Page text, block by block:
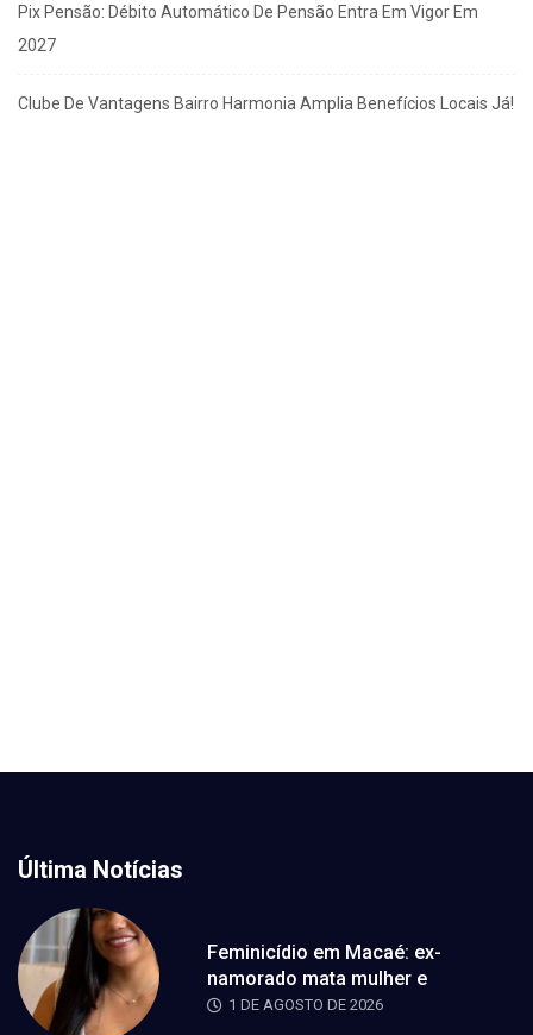
Pix Pensão: Débito Automático De Pensão Entra Em Vigor Em
2027
Clube De Vantagens Bairro Harmonia Amplia Benefícios Locais Já!
Última Notícias
Feminicídio em Macaé: ex-
namorado mata mulher e
1 DE AGOSTO DE 2026